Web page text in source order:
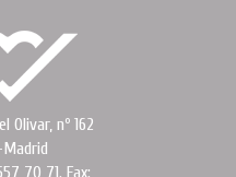
Olivar, nº 162
70 71. Fax: